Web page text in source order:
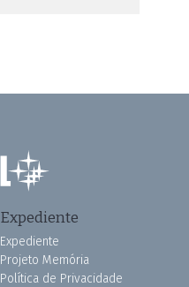
Expediente
Expediente
Projeto Memória
Política de Privacidade